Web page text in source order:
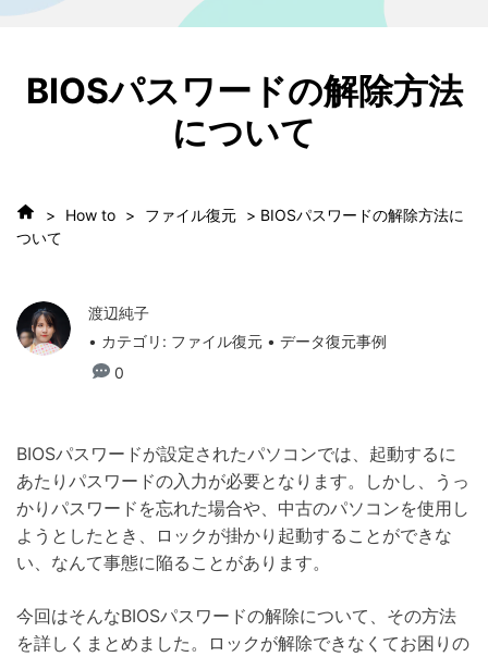
• データ復元ソフトレビュー
BIOSパスワードの解除方法
について
> How to > ファイル復元 > BIOSパスワードの解除方法に
ついて
渡辺純子
• カテゴリ: ファイル復元 • データ復元事例
0
BIOSパスワードが設定されたパソコンでは、起動するに
あたりパスワードの入力が必要となります。しかし、うっ
かりパスワードを忘れた場合や、中古のパソコンを使用し
ようとしたとき、ロックが掛かり起動することができな
い、なんて事態に陥ることがあります。
今回はそんなBIOSパスワードの解除について、その方法
を詳しくまとめました。ロックが解除できなくてお困りの